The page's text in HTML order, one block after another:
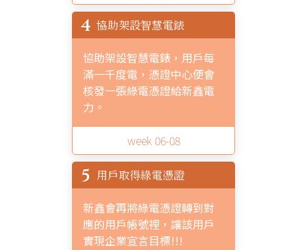
4 協助架設智慧電錶
協助架設智慧電錶，用戶每
滿一千度電，憑證中心便會
核發一張綠電憑證給新鑫電
力。
week 06-08
5 用戶取得綠電憑證
新鑫會再將綠電憑證轉到對
應的用戶帳號裡，讓該用戶
實現企業宣言目標!!!